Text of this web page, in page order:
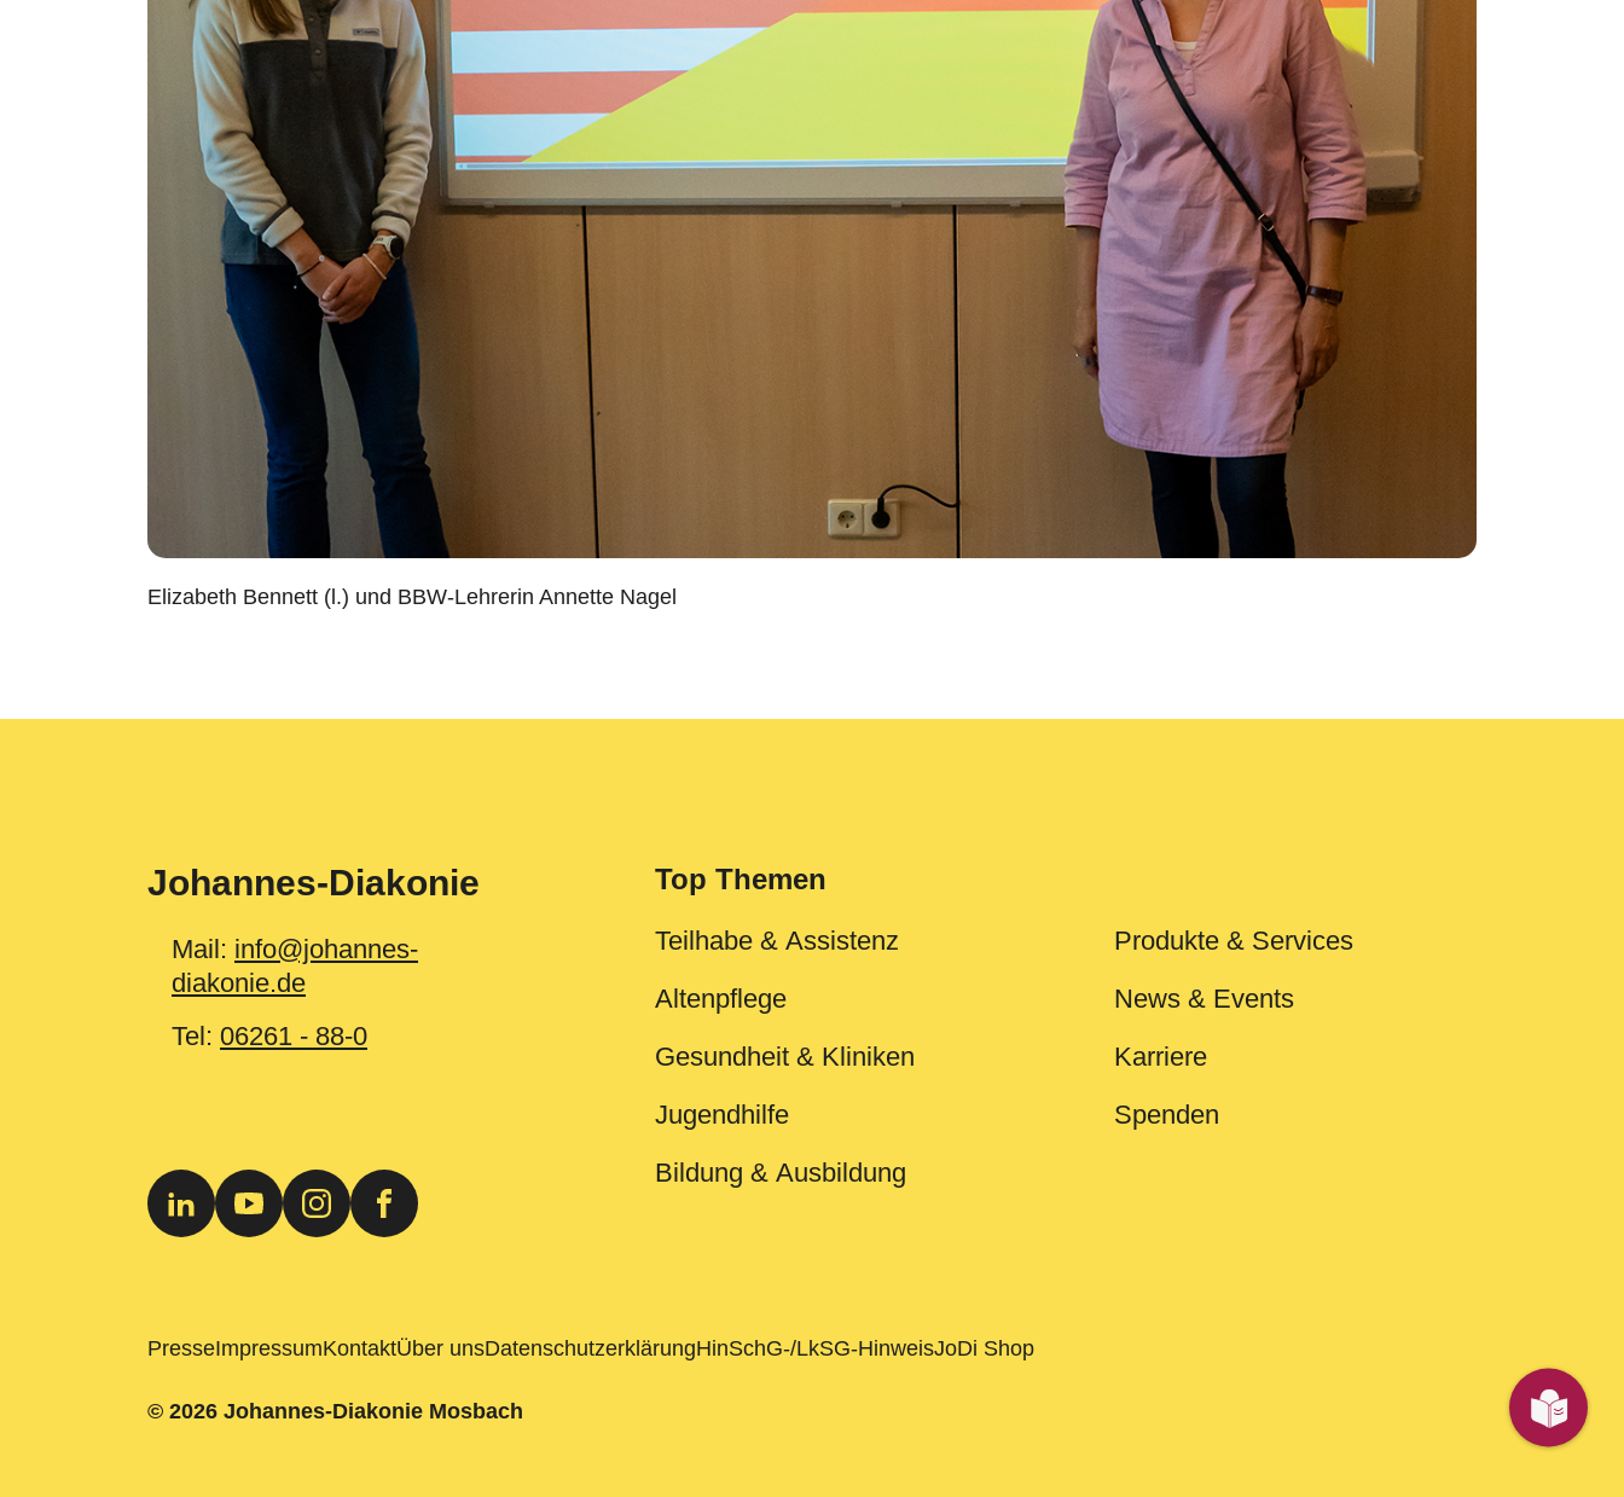
Elizabeth Bennett (l.) und BBW-Lehrerin Annette Nagel
Johannes-Diakonie
Mail: info@johannes-
diakonie.de
Tel: 06261 - 88-0
Top Themen
Teilhabe & Assistenz
Altenpflege
Gesundheit & Kliniken
Jugendhilfe
Bildung & Ausbildung
Produkte & Services
News & Events
Karriere
Spenden
PresseImpressumKontaktÜber unsDatenschutzerklärungHinSchG-/LkSG-HinweisJoDi Shop
© 2026 Johannes-Diakonie Mosbach